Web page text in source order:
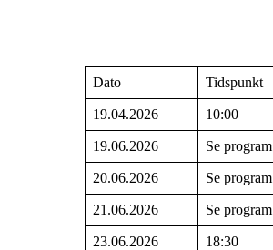
Dato Tidspunkt
19.04.2026 10:00
19.06.2026 Se program
20.06.2026 Se program
21.06.2026 Se program
23.06.2026 18:30